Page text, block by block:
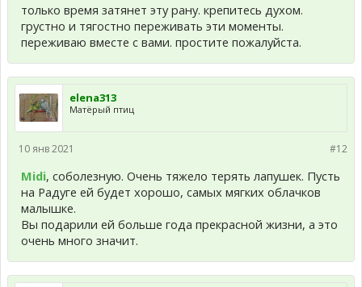
только время затянет эту рану. крепитесь духом.
грустно и тягостно переживать эти моменты.
переживаю вместе с вами. простите пожалуйста.
elena313
Матёрый птиц
#12
10 янв 2021
Midi, соболезную. Очень тяжело терять лапушек. Пусть
на Радуге ей будет хорошо, самых мягких облачков
малышке.
Вы подарили ей больше года прекрасной жизни, а это
очень много значит.